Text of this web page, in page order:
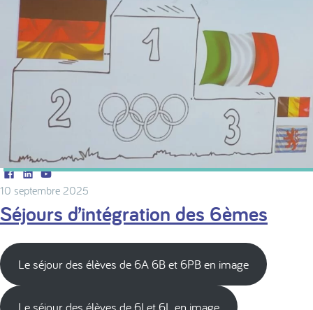
Facebook
LinkedInYoutube
10 septembre 2025
Séjours d’intégration des 6èmes
Le séjour des élèves de 6A 6B et 6PB en image
Le séjour des élèves de 6I et 6L en image